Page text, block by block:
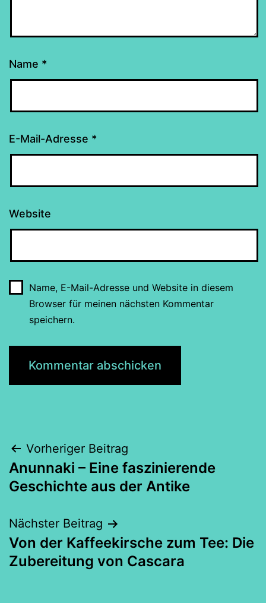
Name *
E-Mail-Adresse *
Website
Name, E-Mail-Adresse und Website in diesem
Browser für meinen nächsten Kommentar
speichern.
Beitragsnavigation
Vorheriger Beitrag
Anunnaki – Eine faszinierende
Geschichte aus der Antike
Nächster Beitrag
Von der Kaffeekirsche zum Tee: Die
Zubereitung von Cascara